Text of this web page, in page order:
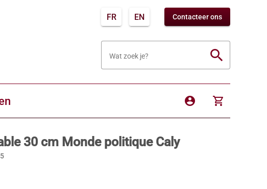
FR EN Contacteer ons
Wat zoek je? search
account_circle shopping_cart
30 cm Monde politique Caly